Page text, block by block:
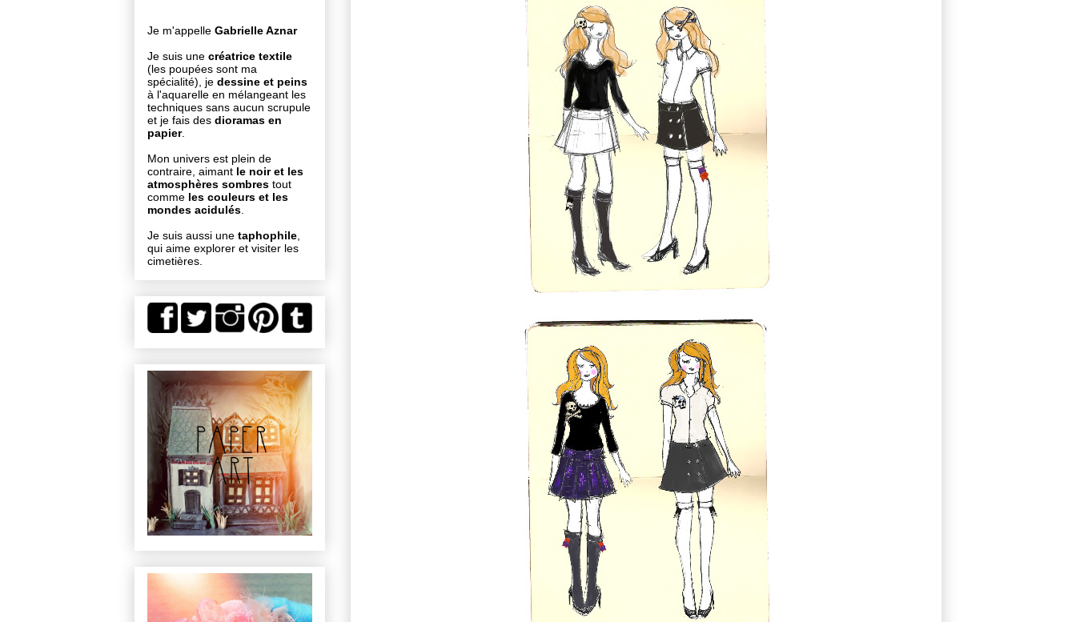
Je m'appelle Gabrielle Aznar
Je suis une créatrice textile
(les poupées sont ma
spécialité), je dessine et peins
à l'aquarelle en mélangeant les
techniques sans aucun scrupule
et je fais des dioramas en
papier.
Mon univers est plein de
contraire, aimant le noir et les
atmosphères sombres tout
comme les couleurs et les
mondes acidulés
Je suis aussi une taphophile
qui aime explorer et visiter les
cimetières.